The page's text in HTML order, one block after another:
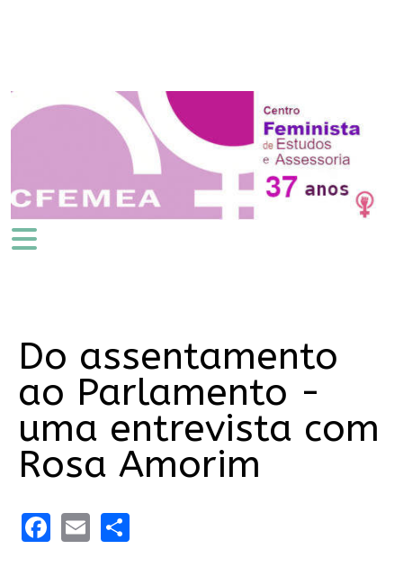
Do assentamento
ao Parlamento -
uma entrevista com
Rosa Amorim
Facebook
EmailShare